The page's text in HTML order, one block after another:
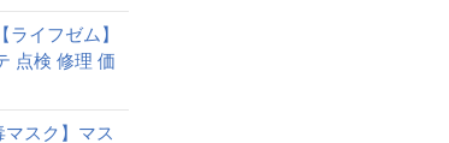
イフゼム】
点検 修理 価
マスク】マス